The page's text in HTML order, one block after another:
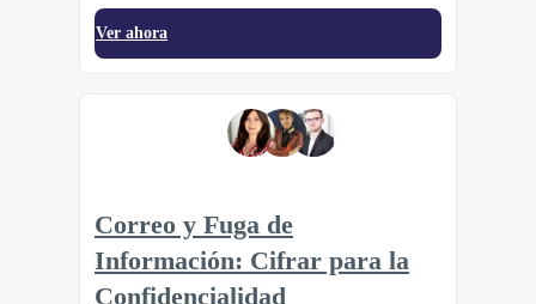
Ver ahora
Correo y Fuga de
Información: Cifrar para la
Confidencialidad